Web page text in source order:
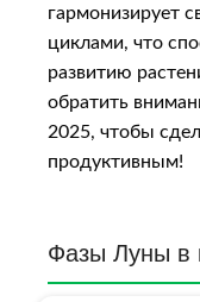
гармонизирует
циклами, что
развитию
обратить
2025, чтобы
продуктивным!
Фазы Луны в